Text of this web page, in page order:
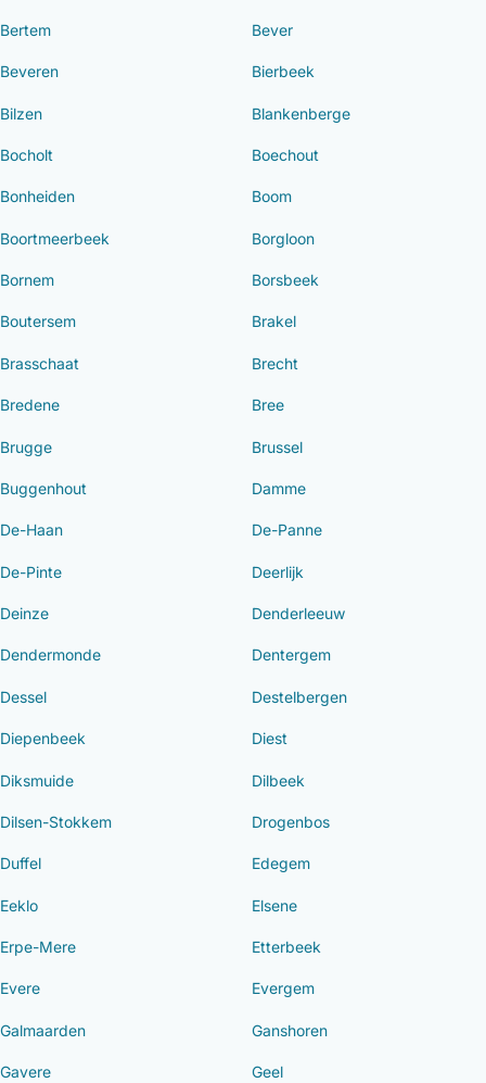
Bertem Bever
Beveren Bierbeek
Bilzen Blankenberge
Bocholt Boechout
Bonheiden Boom
Boortmeerbeek Borgloon
Bornem Borsbeek
Boutersem Brakel
Brasschaat Brecht
Bredene Bree
Brugge Brussel
Buggenhout Damme
De-Haan De-Panne
De-Pinte Deerlijk
Deinze Denderleeuw
Dendermonde Dentergem
Dessel Destelbergen
Diepenbeek Diest
Diksmuide Dilbeek
Dilsen-Stokkem Drogenbos
Duffel Edegem
Eeklo Elsene
Erpe-Mere Etterbeek
Evere Evergem
Galmaarden Ganshoren
Gavere Geel